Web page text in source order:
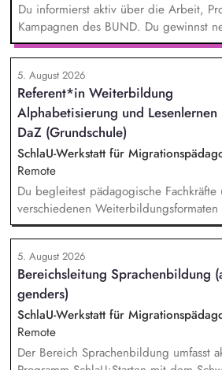
Du informierst aktiv über die Arbeit,
Kampagnen des BUND. Du gewinnst
stärkst damit langfristig den Umwelt-
beantwortest Fragen zu Umwelt-,
bestem Wissen und Gewissen. Du
und Aktionen, beispielsweise durch
Unterschriften für Petitionen.
5. August 2026
Referent*in Weiterbildung
Alphabetisierung und Lesenlernen
DaZ (Grundschule)
SchlaU-Werkstatt für
Remote
Du begleitest pädagogische
verschiedenen Weiterbildungsformaten
Online-Workshops bis hin zu
Online-Selbstlernkurse für unsere
Die inhaltlichen Schwerpunkte liegen
Bereichen Lesen lernen,
Alphabetisierung in der Grundschule.
5. August 2026
Bereichsleitung Sprachenbildung
genders)
SchlaU-Werkstatt für
Remote
Der Bereich Sprachenbildung umfasst